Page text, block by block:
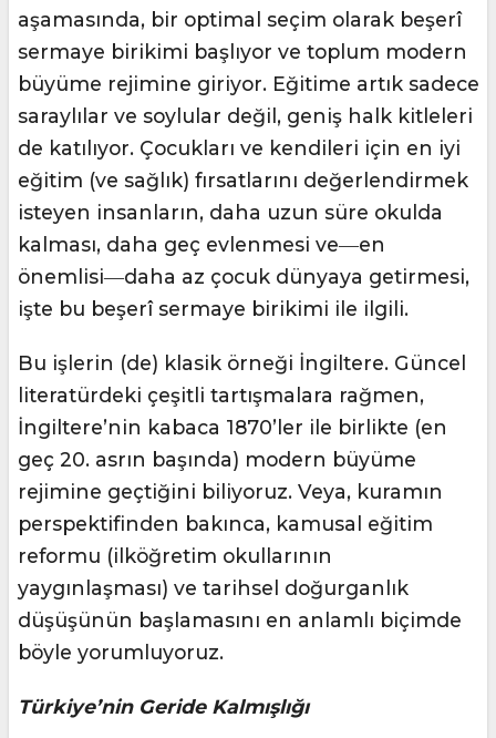
aşamasında, bir optimal seçim olarak beşerî
sermaye birikimi başlıyor ve toplum modern
büyüme rejimine giriyor. Eğitime artık sadece
saraylılar ve soylular değil, geniş halk kitleleri
de katılıyor. Çocukları ve kendileri için en iyi
eğitim (ve sağlık) fırsatlarını değerlendirmek
isteyen insanların, daha uzun süre okulda
kalması, daha geç evlenmesi ve―en
önemlisi―daha az çocuk dünyaya getirmesi,
işte bu beşerî sermaye birikimi ile ilgili.
Bu işlerin (de) klasik örneği İngiltere. Güncel
literatürdeki çeşitli tartışmalara rağmen,
İngiltere’nin kabaca 1870’ler ile birlikte (en
geç 20. asrın başında) modern büyüme
rejimine geçtiğini biliyoruz. Veya, kuramın
perspektifinden bakınca, kamusal eğitim
reformu (ilköğretim okullarının
yaygınlaşması) ve tarihsel doğurganlık
düşüşünün başlamasını en anlamlı biçimde
böyle yorumluyoruz.
Türkiye’nin Geride Kalmışlığı